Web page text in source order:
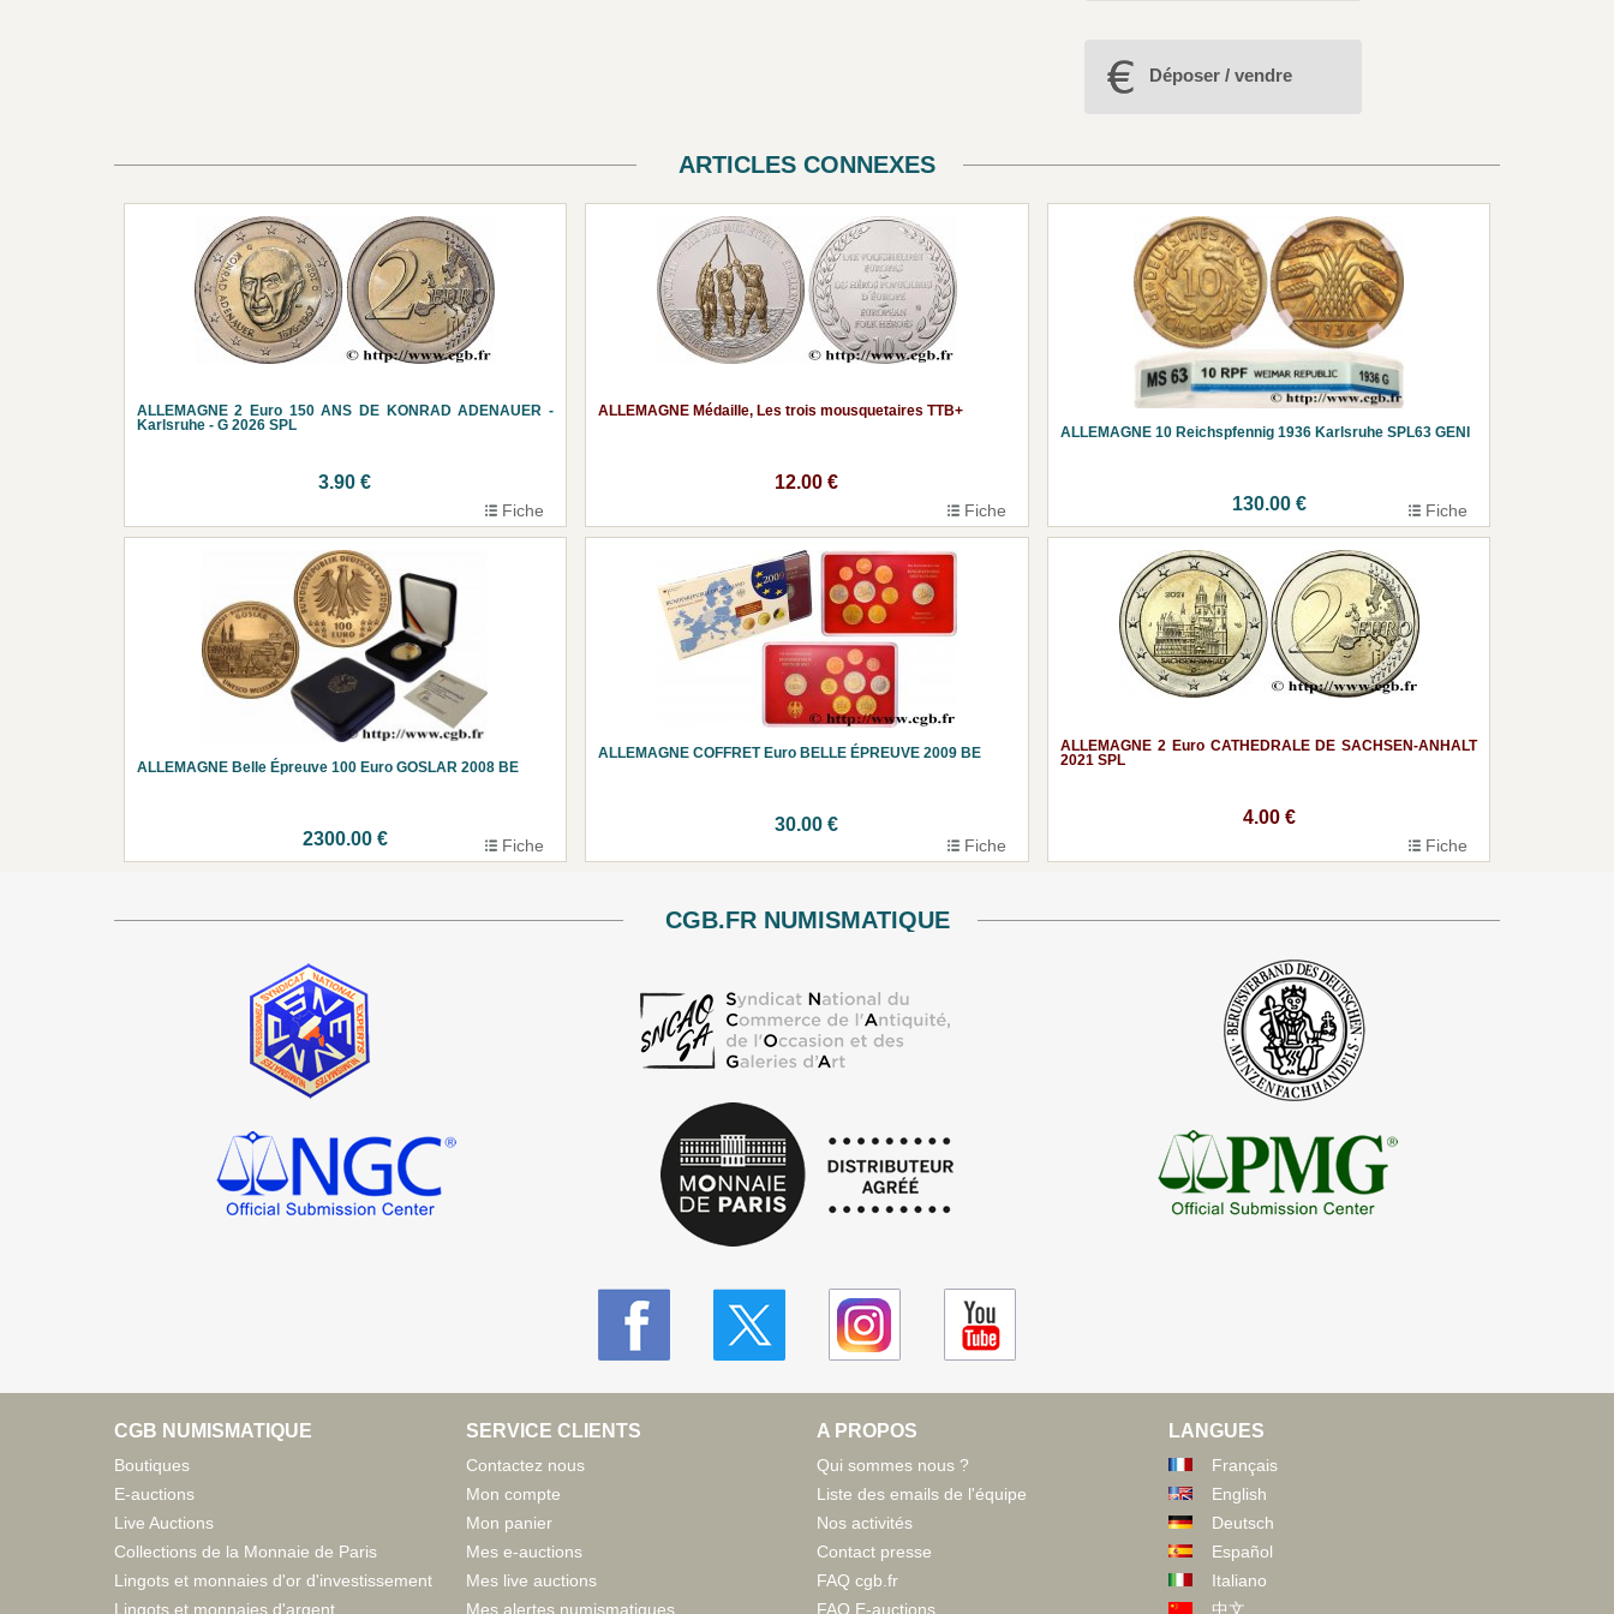
Déposer / vendre
ARTICLES CONNEXES
ALLEMAGNE 2 Euro 150 ANS DE KONRAD ADENAUER -
Karlsruhe - G 2026 SPL
3.90 €
Fiche
ALLEMAGNE Médaille, Les trois mousquetaires TTB+
12.00 €
Fiche
ALLEMAGNE 10 Reichspfennig 1936 Karlsruhe SPL63 GENI
130.00 € Fiche
ALLEMAGNE Belle Épreuve 100 Euro GOSLAR 2008 BE
2300.00 € Fiche
ALLEMAGNE COFFRET Euro BELLE ÉPREUVE 2009 BE
30.00 €
Fiche
ALLEMAGNE 2 Euro CATHEDRALE DE SACHSEN-ANHALT
2021 SPL
4.00 €
Fiche
CGB.FR NUMISMATIQUE
CGB NUMISMATIQUE
Boutiques
E-auctions
Live Auctions
Collections de la Monnaie de Paris
Lingots et monnaies d'or d'investissement
Lingots et monnaies d'argent
SERVICE CLIENTS
Contactez nous
Mon compte
Mon panier
Mes e-auctions
Mes live auctions
Mes alertes numismatiques
A PROPOS
Qui sommes nous ?
Liste des emails de l'équipe
Nos activités
Contact presse
FAQ cgb.fr
FAQ E-auctions
LANGUES
Français
English
Deutsch
Español
Italiano
中文